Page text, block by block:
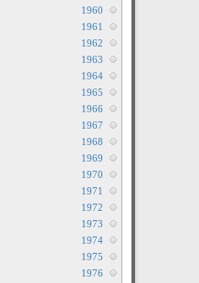
1960
1961
1962
1963
1964
1965
1966
1967
1968
1969
1970
1971
1972
1973
1974
1975
1976